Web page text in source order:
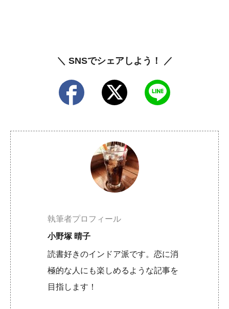
＼ SNSでシェアしよう！ ／
執筆者プロフィール
小野塚 晴子
読書好きのインドア派です。恋に消
極的な人にも楽しめるような記事を
目指します！